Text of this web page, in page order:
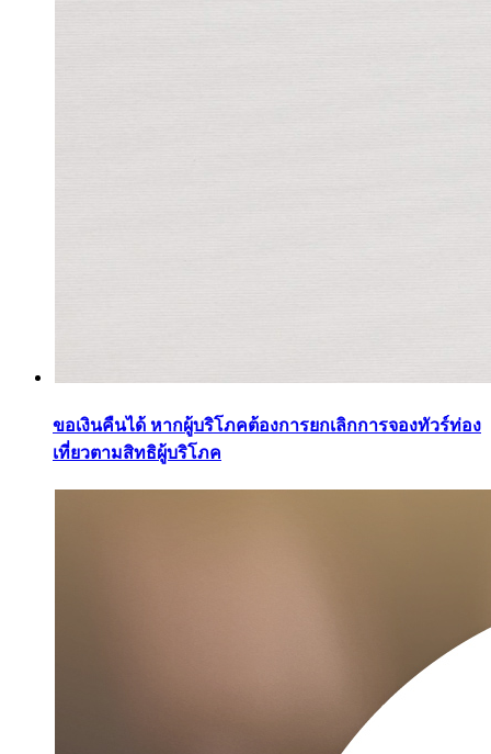
ขอเงินคืนได้ หากผู้บริโภคต้องการยกเลิกการจองทัวร์ท่อง
เที่ยวตามสิทธิผู้บริโภค